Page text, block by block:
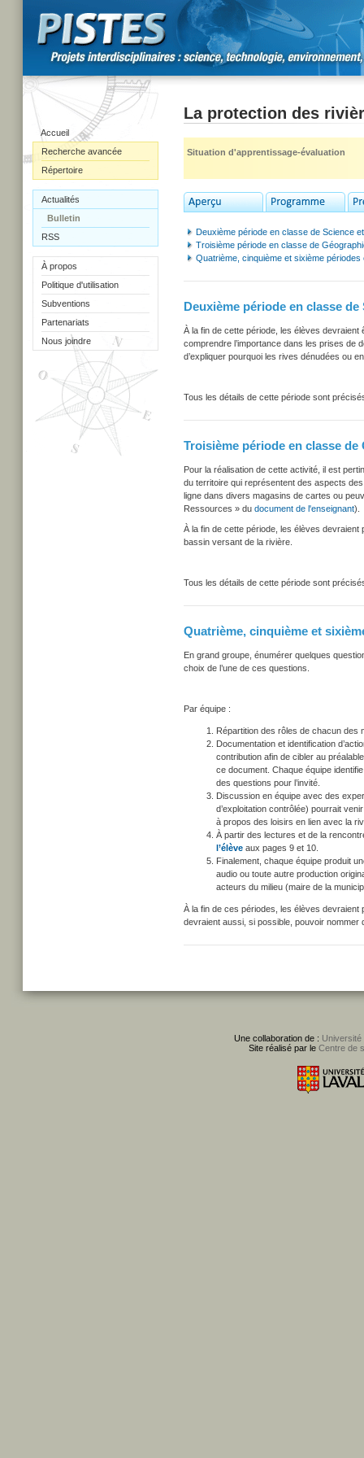
Accueil
Recherche avancée
Répertoire
Actualités
Bulletin
RSS
À propos
Politique d'utilisation
Subventions
Partenariats
Nous joindre
La protection des
Situation d'apprentissage-évaluation
Deuxième période en classe de Science
Troisième période en classe de
Quatrième, cinquième et sixième
Deuxième période en classe
À la fin de cette période, les élèves devraient
comprendre l’importance dans les prises de
d’expliquer pourquoi les rives dénudées ou
Tous les détails de cette période sont
Troisième période en classe
Pour la réalisation de cette activité, il est
du territoire qui représentent des aspects
ligne dans divers magasins de cartes ou
Ressources » du document de l'enseignant).
À la fin de cette période, les élèves
bassin versant de la rivière.
Tous les détails de cette période sont
Quatrième, cinquième et
En grand groupe, énumérer quelques
choix de l’une de ces questions.
Par équipe :
Répartition des rôles de chacun des
Documentation et identification
contribution afin de cibler au
ce document. Chaque équipe
des questions pour l’invité.
Discussion en équipe avec des
d’exploitation contrôlée) pourrait
à propos des loisirs en lien avec la
À partir des lectures et de la
l’élève aux pages 9 et 10.
Finalement, chaque équipe produit
audio ou toute autre production
acteurs du milieu (maire de la
À la fin de ces périodes, les élèves devraient
devraient aussi, si possible, pouvoir nommer
Une collaboration de : Université
Site réalisé par le Centre de